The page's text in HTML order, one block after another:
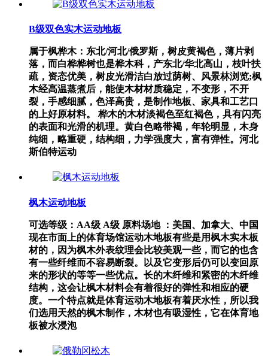
B级双色实木运动地板
属于枫桦木：东北/河北/俄罗斯，树皮黄褐色，薄片剥
落，而白桦桦树也是桦木科，产东北/华北高山，枝叶扶
疏，资态优美，树皮光滑洁白放过荫树、风景林浏览;枫
木经高温蒸煮后，能使木材材质稳定，不变形，不开
裂，手感细腻，色泽高贵，是制作地板、家具和工艺口
的上好原材料。 桦木的木材淡褐色至红褐色，具有闪亮
的表面和光滑的机理。黄白色略带褐，年轮明显，木身
纯细，略重硬，结构细，力学强度大，富有弹性。河北
斯伯特运动
枫木运动地板
可选等级：AA级 A级 原料场地 ：美国、加拿大、中国
现在市面上的体育场馆运动木地板有些是用枫木实木板
材的，因为枫木外表纹理会比较美观一些，而它的也含
有一些纤维而不容易断裂。以及它变形后仍可以变回原
来的形状的等等一些优点。长的木纤维和紧密的木纤维
结构，这会让枫木材料会有着很好的弹性和相应的硬
度。一个特点就是体育运动木地板有着厌水性，所以我
们选用天然的枫木制作，木材也有吸湿性，它在体育地
板被水浸泡